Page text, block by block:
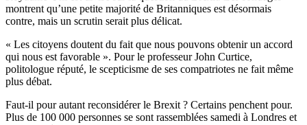
montrent qu’une petite majorité de Britanniques est désormais
contre, mais un scrutin serait plus délicat.
« Les citoyens doutent du fait que nous pouvons obtenir un accord
qui nous est favorable ». Pour le professeur John Curtice,
politologue réputé, le scepticisme de ses compatriotes ne fait même
plus débat.
Faut-il pour autant reconsidérer le Brexit ? Certains penchent pour.
Plus de 100 000 personnes se sont rassemblées samedi à Londres et